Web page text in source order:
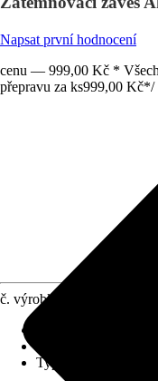
Napsat první hodnocení
cenu — 999,00 Kč *
přepravu za ks999,00 Kč*/
č. výrobku
Typ zavěšení